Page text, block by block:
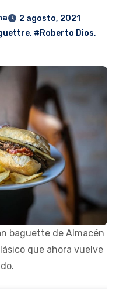
2 agosto, 2021
, #Roberto Dios,
baguette de Almacén
que ahora vuelve